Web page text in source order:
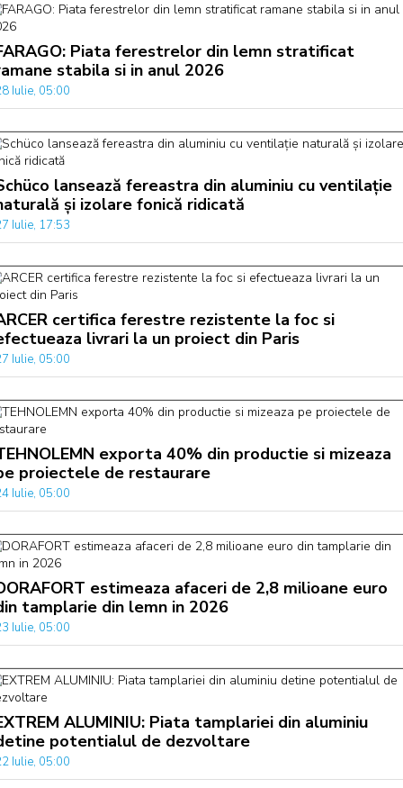
Piata ferestrelor din lemn stratificat
stabila si in anul 2026
Iulie, 05:00
lansează fereastra din aluminiu cu ventilație
și izolare fonică ridicată
Iulie, 17:53
certifica ferestre rezistente la foc si
livrari la un proiect din Paris
Iulie, 05:00
exporta 40% din productie si mizeaza
proiectele de restaurare
Iulie, 05:00
estimeaza afaceri de 2,8 milioane euro
tamplarie din lemn in 2026
Iulie, 05:00
ALUMINIU: Piata tamplariei din aluminiu
potentialul de dezvoltare
Iulie, 05:00